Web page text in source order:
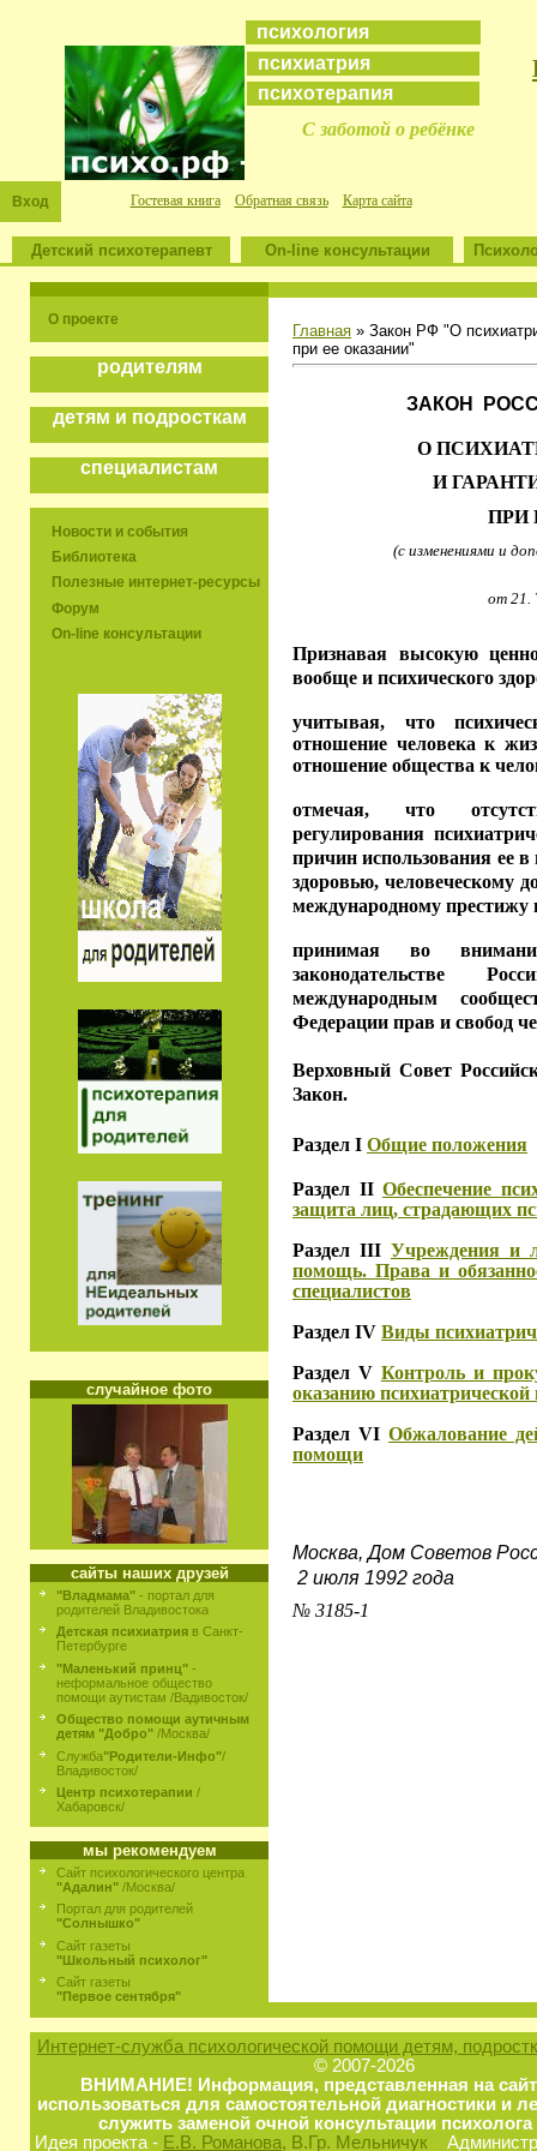
психология
психиатрия
психотерапия
С заботой о ребёнке
Вход Гостевая книга Обратная связь Карта сайта
Детский психотерапевт On-line консультации
О проекте
родителям
детям и подросткам
специалистам
Новости и события
Библиотека
Полезные интернет-ресурсы
Форум
On-line консультации
случайное фото
сайты наших друзей
"Владмама" - портал для
родителей Владивостока
Детская психиатрия в Санкт-
Петербурге
"Маленький принц" -
неформальное общество
помощи аутистам /Вадивосток/
Общество помощи аутичным
детям "Добро" /Москва/
Служба"Родители-Инфо"/
Владивосток/
Центр психотерапии /
Хабаровск/
мы рекомендуем
Сайт психологического центра
"Адалин" /Москва/
Портал для родителей
"Солнышко"
Сайт газеты
"Школьный психолог"
Сайт газеты
"Первое сентября"
Главная » Закон РФ "О
при ее оказании"
ЗАКОН
О
И
ПРИ
(с изменениями и
от 21.
Признавая высокую
вообще и психического
учитывая, что
отношение человека к
отношение общества к
отмечая, что
регулирования
причин использования ее
здоровью, человеческому
международному престижу
принимая во
законодательстве
международным
Федерации прав и свобод
Верховный Совет
Закон.
Раздел I Общие положения
Раздел II Обеспечение
защита лиц, страдающих
Раздел III Учреждения и
помощь. Права и
специалистов
Раздел IV Виды
Раздел V Контроль и
оказанию
Раздел VI Обжалование
помощи
Москва, Дом Советов
2 июля 1992 года
№ 3185-1
Интернет-служба психологической помощи детям,
© 2007-2026
ВНИМАНИЕ! Информация, представленная на
использоваться для самостоятельной диагностики и
служить заменой очной консультации
Идея проекта - Е.В. Романова, В.Гр. Мельничук